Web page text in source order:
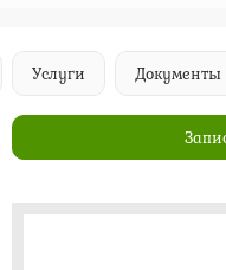
Услуги Документы